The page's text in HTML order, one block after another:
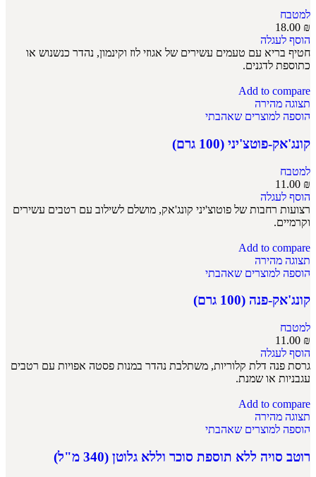
למטבח
18.00 ₪
הוסף לעגלה
חטיף בריא עם טעמים עשירים של אגוזי לוז וקינמון, נהדר כנשנוש או
כתוספת לדגנים.
Add to compare
תצוגה מהירה
הוספה למוצרים שאהבתי
קונג'אק-פוטצ'יני (100 גרם)
למטבח
11.00 ₪
הוסף לעגלה
רצועות רחבות של פוטוצ'יני קונג'אק, מושלם לשילוב עם רטבים עשירים
וקרמיים.
Add to compare
תצוגה מהירה
הוספה למוצרים שאהבתי
קונג'אק-פנה (100 גרם)
למטבח
11.00 ₪
הוסף לעגלה
גרסת פנה דלת קלוריות, משתלבת נהדר במנות פסטה אפויות עם רטבים
עגבניות או שמנת.
Add to compare
תצוגה מהירה
הוספה למוצרים שאהבתי
רוטב סויה ללא תוספת סוכר וללא גלוטן (340 מ"ל)